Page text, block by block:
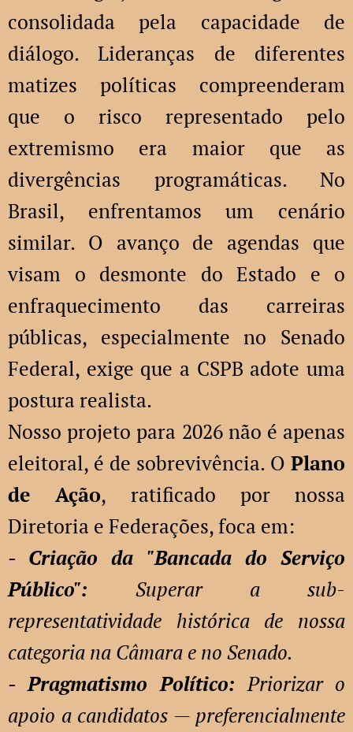
consolidada pela capacidade de
diálogo. Lideranças de diferentes
matizes políticas compreenderam
que o risco representado pelo
extremismo era maior que as
divergências programáticas. No
Brasil, enfrentamos um cenário
similar. O avanço de agendas que
visam o desmonte do Estado e o
enfraquecimento das carreiras
públicas, especialmente no Senado
Federal, exige que a CSPB adote uma
postura realista.
Nosso projeto para 2026 não é apenas
eleitoral, é de sobrevivência. O Plano
de Ação, ratificado por nossa
Diretoria e Federações, foca em:
- Criação da "Bancada do Serviço
Público": Superar a sub-
representatividade histórica de nossa
categoria na Câmara e no Senado.
- Pragmatismo Político: Priorizar o
apoio a candidatos — preferencialmente